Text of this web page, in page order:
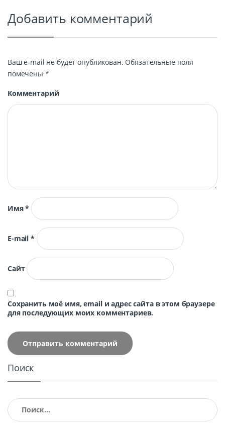
Добавить комментарий
Ваш e-mail не будет опубликован. Обязательные поля
помечены *
Комментарий
Имя*
E-mail*
Сайт
Сохранить моё имя, email и адрес сайта в этом браузере
для последующих моих комментариев.
Поиск
Найти: